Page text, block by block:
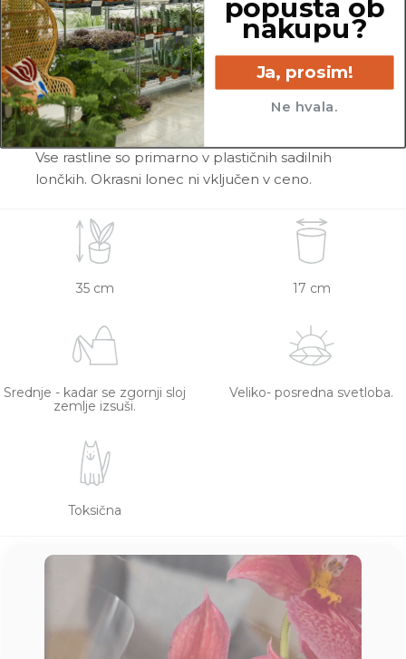
razlike v velikosti, variegaciji, številu listov, vej,
cvetov, itd …
Pred pošiljanjem vse rastline skrbno
pregledamo in zagotovimo, da gredo na pot
zdrave in čim bolj podobne izdelku na fotografiji.
Vse rastline so primarno v plastičnih sadilnih
lončkih. Okrasni lonec ni vključen v ceno.
35 cm 17 cm
Srednje - kadar se zgornji sloj
zemlje izsuši.
Veliko- posredna svetloba.
Toksična
popusta ob
nakupu?
Ja, prosim!
Ne hvala.